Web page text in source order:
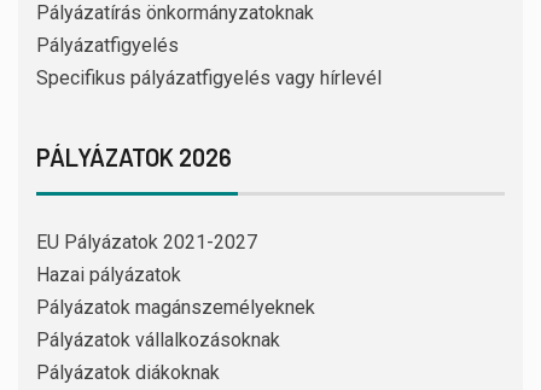
Pályázatírás önkormányzatoknak
Pályázatfigyelés
Specifikus pályázatfigyelés vagy hírlevél
PÁLYÁZATOK 2026
EU Pályázatok 2021-2027
Hazai pályázatok
Pályázatok magánszemélyeknek
Pályázatok vállalkozásoknak
Pályázatok diákoknak